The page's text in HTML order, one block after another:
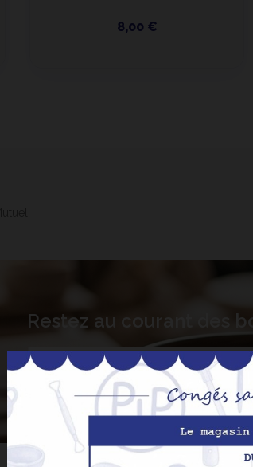
8,00 €
Restez au courant des